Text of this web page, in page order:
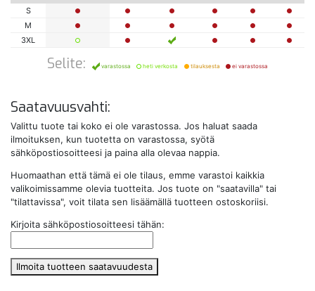
S
M
3XL
Selite: varastossa heti verkosta tilauksesta ei varastossa
Saatavuusvahti:
Valittu tuote tai koko ei ole varastossa. Jos haluat saada
ilmoituksen, kun tuotetta on varastossa, syötä
sähköpostiosoitteesi ja paina alla olevaa nappia.
Huomaathan että tämä ei ole tilaus, emme varastoi kaikkia
valikoimissamme olevia tuotteita. Jos tuote on "saatavilla" tai
"tilattavissa", voit tilata sen lisäämällä tuotteen ostoskoriisi.
Kirjoita sähköpostiosoitteesi tähän:
Ilmoita tuotteen saatavuudesta